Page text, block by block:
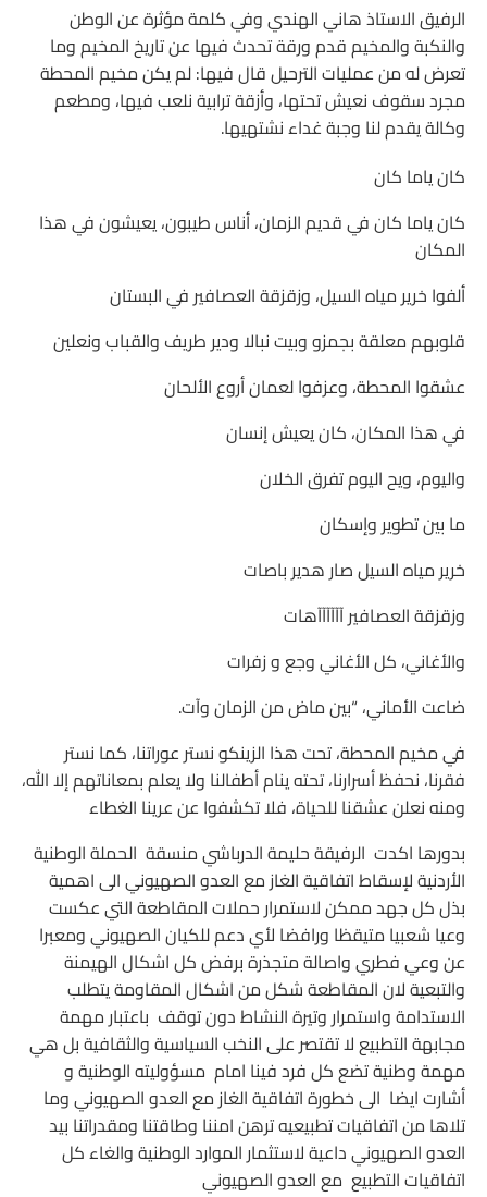
الرفيق الاستاذ هاني الهندي وفي كلمة مؤثرة عن الوطن
والنكبة والمخيم قدم ورقة تحدث فيها عن تاريخ المخيم وما
تعرض له من عمليات الترحيل قال فيها: لم يكن مخيم المحطة
مجرد سقوف نعيش تحتها، وأزقة ترابية نلعب فيها، ومطعم
وكالة يقدم لنا وجبة غداء نشتهيها.
كان ياما كان
كان ياما كان في قديم الزمان، أناس طيبون، يعيشون في هذا
المكان
ألفوا خرير مياه السيل، وزقزقة العصافير في البستان
قلوبهم معلقة بجمزو وبيت نبالا ودير طريف والقباب ونعلين
عشقوا المحطة، وعزفوا لعمان أروع الألحان
في هذا المكان، كان يعيش إنسان
واليوم، ويح اليوم تفرق الخلان
ما بين تطوير وإسكان
خرير مياه السيل صار هدير باصات
وزقزقة العصافير آآآآآآهات
والأغاني، كل الأغاني وجع و زفرات
ضاعت الأماني، “بين ماض من الزمان وآت.
في مخيم المحطة، تحت هذا الزينكو نستر عوراتنا، كما نستر
فقرنا، نحفظ أسرارنا، تحته ينام أطفالنا ولا يعلم بمعاناتهم إلا الله،
ومنه نعلن عشقنا للحياة، فلا تكشفوا عن عرينا الغطاء
بدورها اكدت الرفيقة حليمة الدرباشي منسقة الحملة الوطنية
الأردنية لإسقاط اتفاقية الغاز مع العدو الصهيوني الى اهمية
بذل كل جهد ممكن لاستمرار حملات المقاطعة التي عكست
وعيا شعبيا متيقظا ورافضا لأي دعم للكيان الصهيوني ومعبرا
عن وعي فطري واصالة متجذرة برفض كل اشكال الهيمنة
والتبعية لان المقاطعة شكل من اشكال المقاومة يتطلب
الاستدامة واستمرار وتيرة النشاط دون توقف باعتبار مهمة
مجابهة التطبيع لا تقتصر على النخب السياسية والثقافية بل هي
مهمة وطنية تضع كل فرد فينا امام مسؤوليته الوطنية و
أشارت ايضا الى خطورة اتفاقية الغاز مع العدو الصهيوني وما
تلاها من اتفاقيات تطبيعيه ترهن امننا وطاقتنا ومقدراتنا بيد
العدو الصهيوني داعية لاستثمار الموارد الوطنية والغاء كل
اتفاقيات التطبيع مع العدو الصهيوني